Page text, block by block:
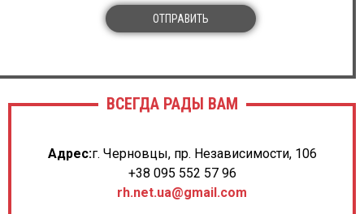
ОТПРАВИТЬ
ВСЕГДА РАДЫ ВАМ
Адрес:г. Черновцы, пр. Независимости, 106
+38 095 552 57 96
rh.net.ua@gmail.com